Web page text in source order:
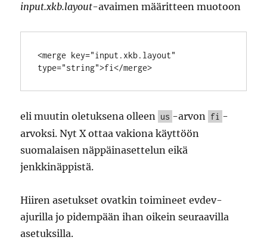
input.xkb.layout-avaimen määritteen muotoon
<merge key="input.xkb.layout"
eli muutin oletuksena olleen us -arvon fi -
arvoksi. Nyt X ottaa vakiona käyttöön
suomalaisen näppäinasettelun eikä
jenkkinäppistä.
Hiiren asetukset ovatkin toimineet evdev-
ajurilla jo pidempään ihan oikein seuraavilla
asetuksilla.